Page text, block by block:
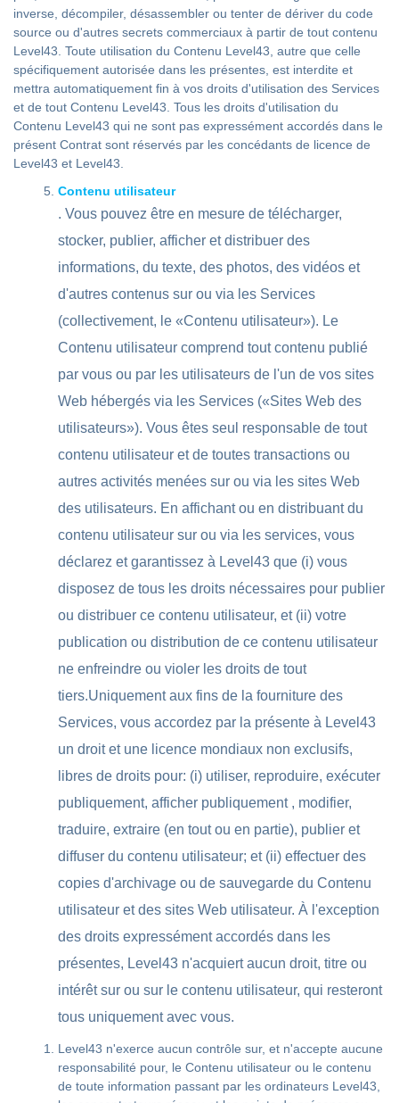
inverse, décompiler, désassembler ou tenter de dériver du code
source ou d'autres secrets commerciaux à partir de tout contenu
Level43. Toute utilisation du Contenu Level43, autre que celle
spécifiquement autorisée dans les présentes, est interdite et
mettra automatiquement fin à vos droits d'utilisation des Services
et de tout Contenu Level43. Tous les droits d'utilisation du
Contenu Level43 qui ne sont pas expressément accordés dans le
présent Contrat sont réservés par les concédants de licence de
Level43 et Level43.
Contenu utilisateur
. Vous pouvez être en mesure de télécharger,
stocker, publier, afficher et distribuer des
informations, du texte, des photos, des vidéos et
d'autres contenus sur ou via les Services
(collectivement, le «Contenu utilisateur»). Le
Contenu utilisateur comprend tout contenu publié
par vous ou par les utilisateurs de l'un de vos sites
Web hébergés via les Services («Sites Web des
utilisateurs»). Vous êtes seul responsable de tout
contenu utilisateur et de toutes transactions ou
autres activités menées sur ou via les sites Web
des utilisateurs. En affichant ou en distribuant du
contenu utilisateur sur ou via les services, vous
déclarez et garantissez à Level43 que (i) vous
disposez de tous les droits nécessaires pour publier
ou distribuer ce contenu utilisateur, et (ii) votre
publication ou distribution de ce contenu utilisateur
ne enfreindre ou violer les droits de tout
tiers.Uniquement aux fins de la fourniture des
Services, vous accordez par la présente à Level43
un droit et une licence mondiaux non exclusifs,
libres de droits pour: (i) utiliser, reproduire, exécuter
publiquement, afficher publiquement , modifier,
traduire, extraire (en tout ou en partie), publier et
diffuser du contenu utilisateur; et (ii) effectuer des
copies d'archivage ou de sauvegarde du Contenu
utilisateur et des sites Web utilisateur. À l'exception
des droits expressément accordés dans les
présentes, Level43 n'acquiert aucun droit, titre ou
intérêt sur ou sur le contenu utilisateur, qui resteront
tous uniquement avec vous.
Level43 n'exerce aucun contrôle sur, et n'accepte aucune
responsabilité pour, le Contenu utilisateur ou le contenu
de toute information passant par les ordinateurs Level43,